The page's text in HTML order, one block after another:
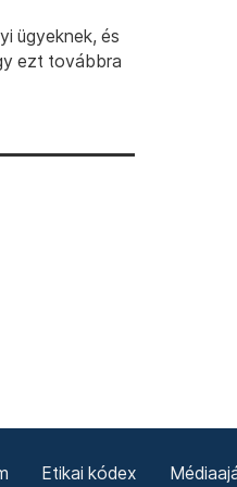
ügyeknek, és
ezt továbbra
Etikai kódex